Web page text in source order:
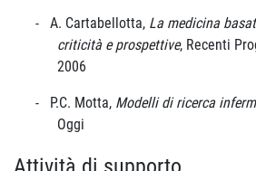
- A. Cartabellotta, La medicina
criticità e prospettive, Recenti
2006
- P.C. Motta, Modelli di ricerca
Oggi